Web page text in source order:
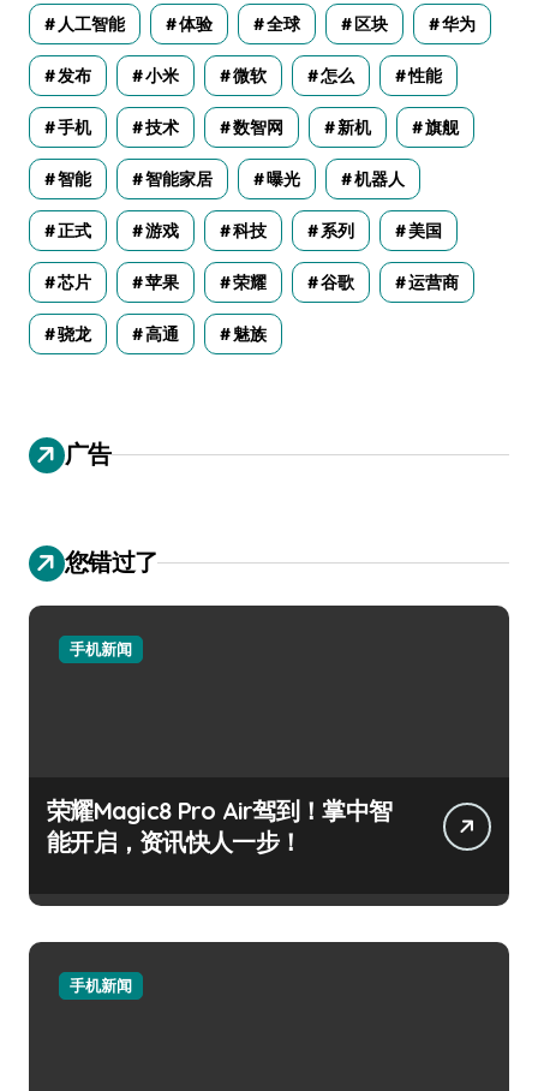
人工智能 体验 全球 区块 华为
发布 小米 微软 怎么 性能
手机 技术 数智网 新机 旗舰
智能 智能家居 曝光 机器人
正式 游戏 科技 系列 美国
芯片 苹果 荣耀 谷歌 运营商
骁龙 高通 魅族
广告
您错过了
手机新闻
荣耀Magic8 Pro Air驾到！掌中智
能开启，资讯快人一步！
手机新闻